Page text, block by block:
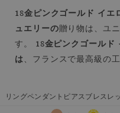
18金ピンクゴールド イエ
ュエリーの 贈り物は、ユ
す。
18金ピンクゴールド
は 、フランスで最高級の
リングペンダント ピアスブレスレ